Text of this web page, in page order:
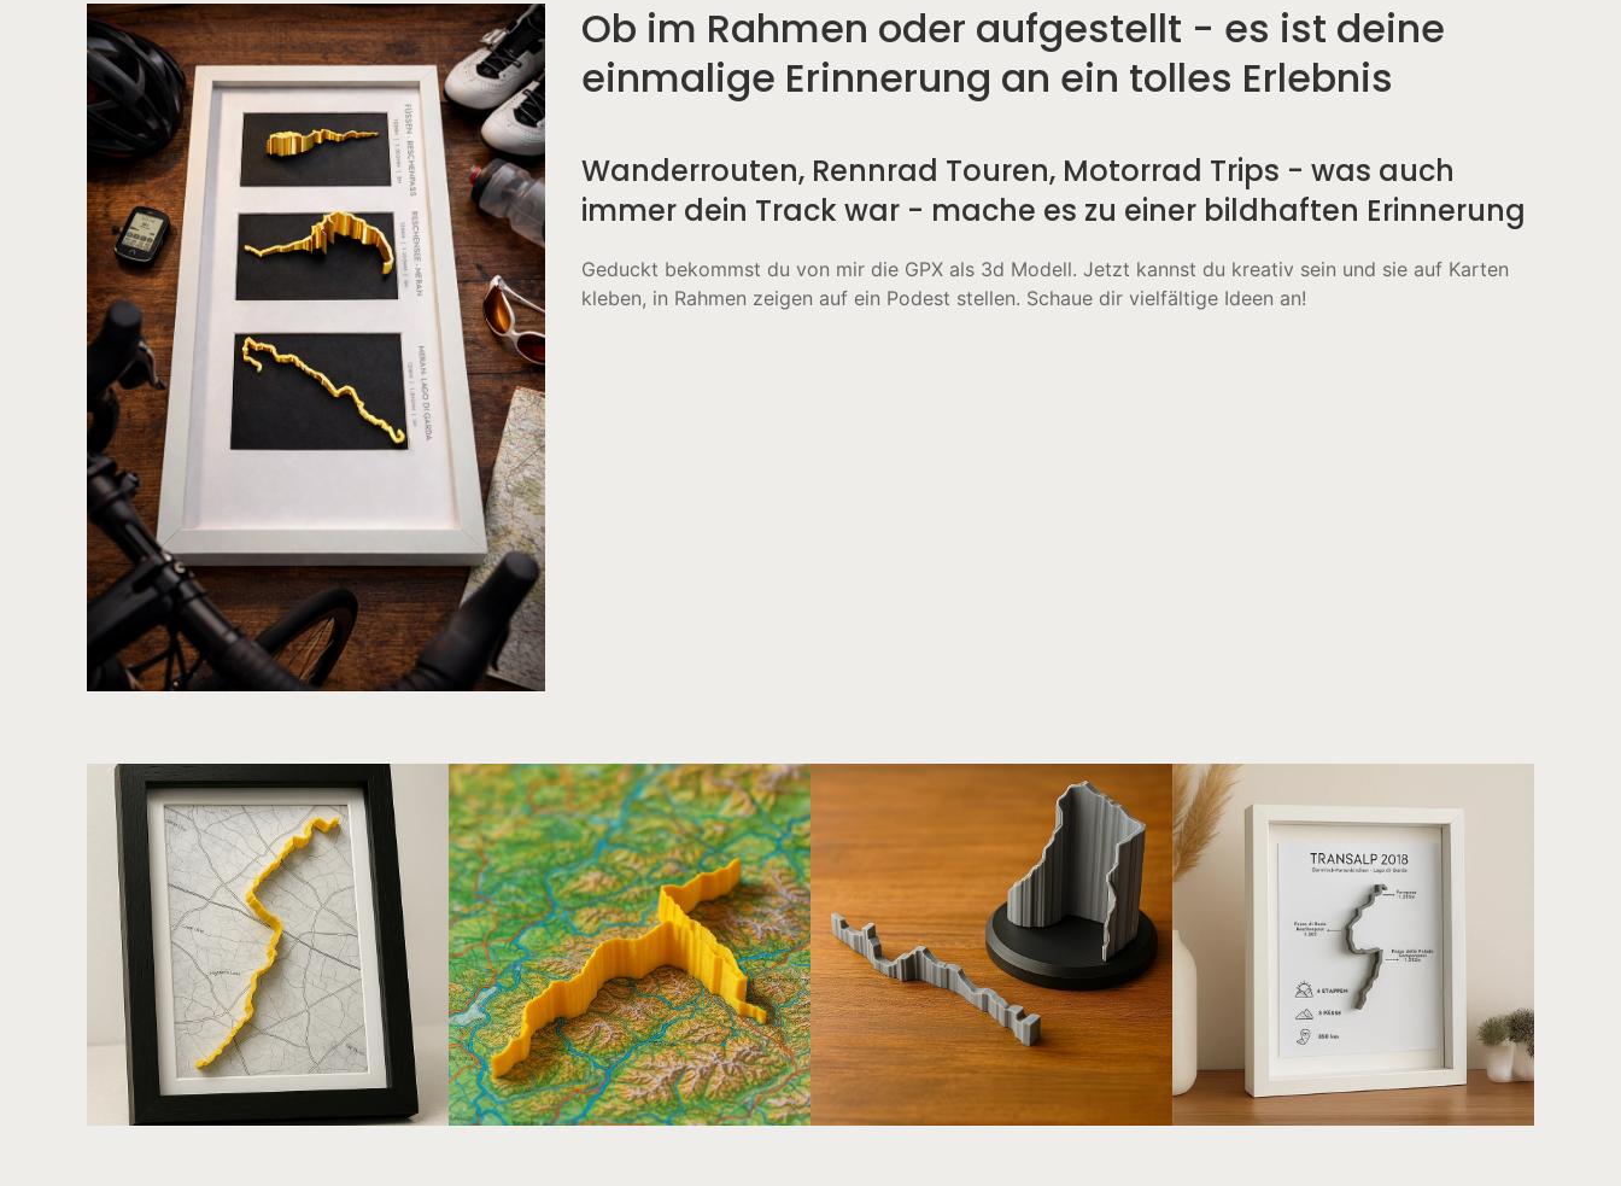
Ob im Rahmen oder aufgestellt - es ist deine
einmalige Erinnerung an ein tolles Erlebnis
Wanderrouten, Rennrad Touren, Motorrad Trips - was auch
immer dein Track war - mache es zu einer bildhaften Erinnerung
Geduckt bekommst du von mir die GPX als 3d Modell. Jetzt kannst du kreativ sein und sie auf Karten
kleben, in Rahmen zeigen auf ein Podest stellen. Schaue dir vielfältige Ideen an!